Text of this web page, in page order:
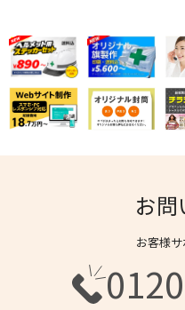
お問
お客様